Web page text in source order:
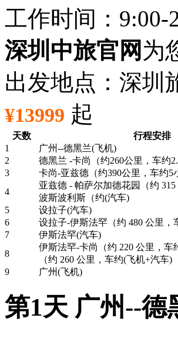
工作时间：9:00-
深圳中旅官网 为
出发地点：深圳
¥13999 起
天数
行程安排
1
广州--德黑兰(飞机)
2
德黑兰 -卡尚（约260公里，车约
3
卡尚-亚兹德（约390公里，车约5
4
亚兹德 - 帕萨尔加德花园（约
波斯波利斯（约(汽车)
5
设拉子(汽车)
6
设拉子-伊斯法罕（约 480 公里，
7
伊斯法罕(汽车)
8
伊斯法罕-卡尚（约 220 公里，车
（约 260 公里，车约(飞机+汽车)
9
广州(飞机)
第1天 广州--德